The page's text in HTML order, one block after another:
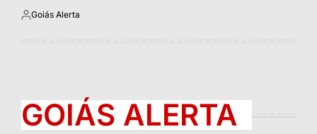
Postado
Goiás Alerta
GOIÁS ALERTA